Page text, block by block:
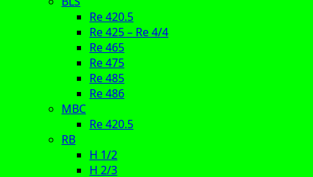
Re 420.5
Re 425 – Re 4/4
Re 465
Re 475
Re 485
Re 486
MBC
Re 420.5
RB
H 1/2
H 2/3